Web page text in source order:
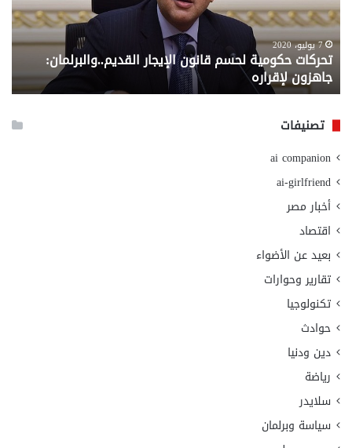
القديم..والبرلمان:
جاهزون
لإقراره
7 يوليو، 2020
تحركات حكومية لحسم قانون الإيجار القديم..والبرلمان:
جاهزون لإقراره
من
تصنيفات
ai companion
ai-girlfriend
أخبار مصر
اقتصاد
بعيد عن الأضواء
تقارير وحوارات
تكنولوجيا
حوادث
دين ودنيا
رياضة
سلايدر
سياسة وبرلمان